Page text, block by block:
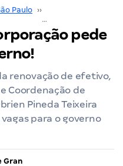
Paulo ››
pede
renovação de efetivo,
Coordenação de
Pineda Teixeira
para o governo
Gran